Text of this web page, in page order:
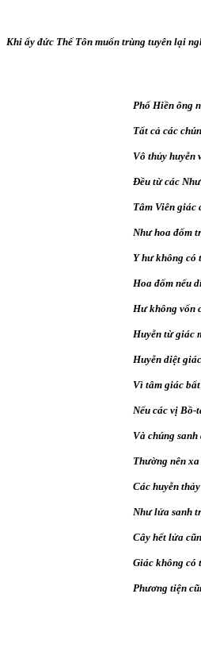
Khi ấy đức Thế Tôn muốn trùng tuyên lại
Phổ Hiền ông
Tất cả các
Vô thủy huyễn
Đều từ các
Tâm Viên giác
Như hoa đốm
Y hư không có
Hoa đốm nếu
Hư không vốn
Huyễn từ giác
Huyễn diệt
Vì tâm giác
Nếu các vị Bồ-
Và chúng sanh
Thường nên
Các huyễn
Như lửa sanh
Cây hết lửa
Giác không có
Phương tiện